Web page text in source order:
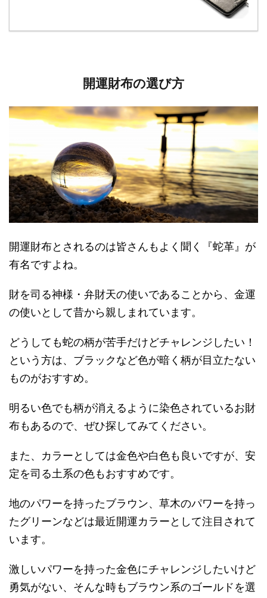
開運財布の選び方
開運財布とされるのは皆さんもよく聞く『蛇革』が
有名ですよね。
財を司る神様・弁財天の使いであることから、金運
の使いとして昔から親しまれています。
どうしても蛇の柄が苦手だけどチャレンジしたい！
という方は、ブラックなど色が暗く柄が目立たない
ものがおすすめ。
明るい色でも柄が消えるように染色されているお財
布もあるので、ぜひ探してみてください。
また、カラーとしては金色や白色も良いですが、安
定を司る土系の色もおすすめです。
地のパワーを持ったブラウン、草木のパワーを持っ
たグリーンなどは最近開運カラーとして注目されて
います。
激しいパワーを持った金色にチャレンジしたいけど
勇気がない、そんな時もブラウン系のゴールドを選